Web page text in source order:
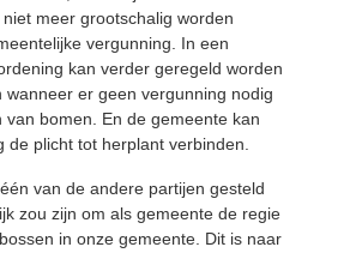
meer grootschalig worden
vergunning. In een
kan verder geregeld worden
wanneer er geen vergunning nodig
van bomen. En de gemeente kan
de plicht tot herplant verbinden.
van de andere partijen gesteld
zou zijn om als gemeente de regie
in onze gemeente. Dit is naar